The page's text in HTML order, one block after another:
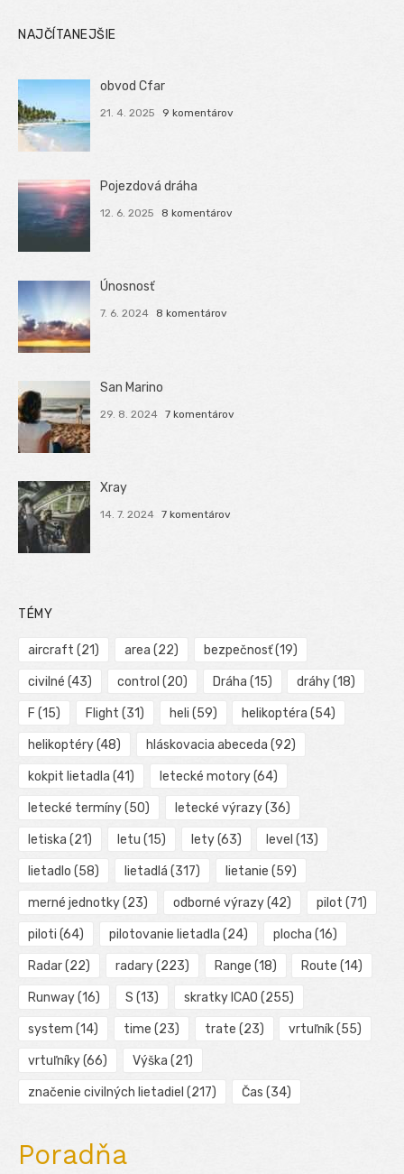
NAJČÍTANEJŠIE
obvod Cfar
21. 4. 2025 9 komentárov
Pojezdová dráha
12. 6. 2025 8 komentárov
Únosnosť
7. 6. 2024 8 komentárov
San Marino
29. 8. 2024 7 komentárov
Xray
14. 7. 2024 7 komentárov
TÉMY
aircraft (21) area (22) bezpečnosť(19)
civilné (43) control (20) Dráha (15) dráhy(18)
F (15) Flight (31) heli (59) helikoptéra (54)
helikoptéry(48) hláskovacia abeceda (92)
kokpit lietadla (41) letecké motory(64)
letecké termíny(50) letecké výrazy(36)
letiska (21) letu (15) lety(63) level (13)
lietadlo (58) lietadlá (317) lietanie (59)
merné jednotky(23) odborné výrazy(42) pilot (71)
piloti (64) pilotovanie lietadla (24) plocha (16)
Radar(22) radary(223) Range (18) Route (14)
Runway(16) S (13) skratky ICAO (255)
system (14) time (23) trate (23) vrtuľník(55)
vrtuľníky(66) Výška (21)
značenie civilných lietadiel (217) Čas (34)
Poradňa